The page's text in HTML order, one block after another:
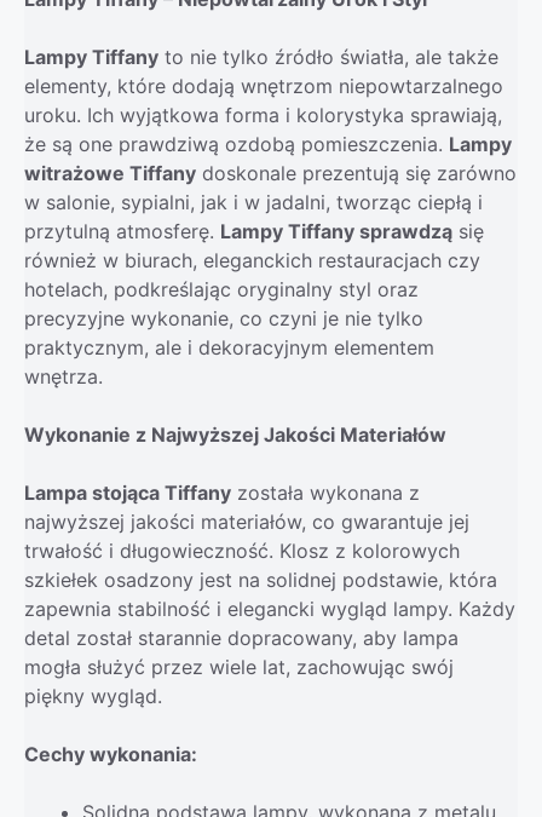
Lampy Tiffany to nie tylko źródło światła, ale także
elementy, które dodają wnętrzom niepowtarzalnego
uroku. Ich wyjątkowa forma i kolorystyka sprawiają,
że są one prawdziwą ozdobą pomieszczenia. Lampy
witrażowe Tiffany doskonale prezentują się zarówno
w salonie, sypialni, jak i w jadalni, tworząc ciepłą i
przytulną atmosferę. Lampy Tiffany sprawdzą się
również w biurach, eleganckich restauracjach czy
hotelach, podkreślając oryginalny styl oraz
precyzyjne wykonanie, co czyni je nie tylko
praktycznym, ale i dekoracyjnym elementem
wnętrza.
Wykonanie z Najwyższej Jakości Materiałów
Lampa stojąca Tiffany została wykonana z
najwyższej jakości materiałów, co gwarantuje jej
trwałość i długowieczność. Klosz z kolorowych
szkiełek osadzony jest na solidnej podstawie, która
zapewnia stabilność i elegancki wygląd lampy. Każdy
detal został starannie dopracowany, aby lampa
mogła służyć przez wiele lat, zachowując swój
piękny wygląd.
Cechy wykonania:
Solidna podstawa lampy, wykonana z metalu